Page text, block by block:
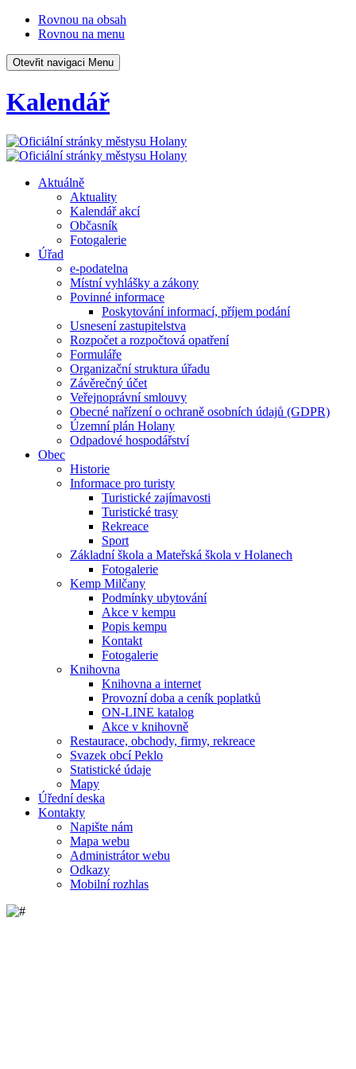
Rovnou na obsah
Rovnou na menu
Otevřit navigaci Menu
Kalendář
Aktuálně
Aktuality
Kalendář akcí
Občasník
Fotogalerie
Úřad
e-podatelna
Místní vyhlášky a zákony
Povinné informace
Poskytování informací, příjem podání
Usnesení zastupitelstva
Rozpočet a rozpočtová opatření
Formuláře
Organizační struktura úřadu
Závěrečný účet
Veřejnoprávní smlouvy
Obecné nařízení o ochraně osobních údajů (GDPR)
Územní plán Holany
Odpadové hospodářství
Obec
Historie
Informace pro turisty
Turistické zajímavosti
Turistické trasy
Rekreace
Sport
Základní škola a Mateřská škola v Holanech
Fotogalerie
Kemp Milčany
Podmínky ubytování
Akce v kempu
Popis kempu
Kontakt
Fotogalerie
Knihovna
Knihovna a internet
Provozní doba a ceník poplatků
ON-LINE katalog
Akce v knihovně
Restaurace, obchody, firmy, rekreace
Svazek obcí Peklo
Statistické údaje
Mapy
Úřední deska
Kontakty
Napište nám
Mapa webu
Administrátor webu
Odkazy
Mobilní rozhlas